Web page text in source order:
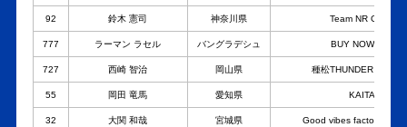
92 鈴木 憲司 神奈川県 Team NR G-
777 ラーマン ラセル バングラデシュ BUY NOW
727 西崎 智治 岡山県 種松THUNDER BIRD
55 岡田 竜馬 愛知県 KAITAKU
32 大関 和哉 宮城県 Good vibes factory × ム